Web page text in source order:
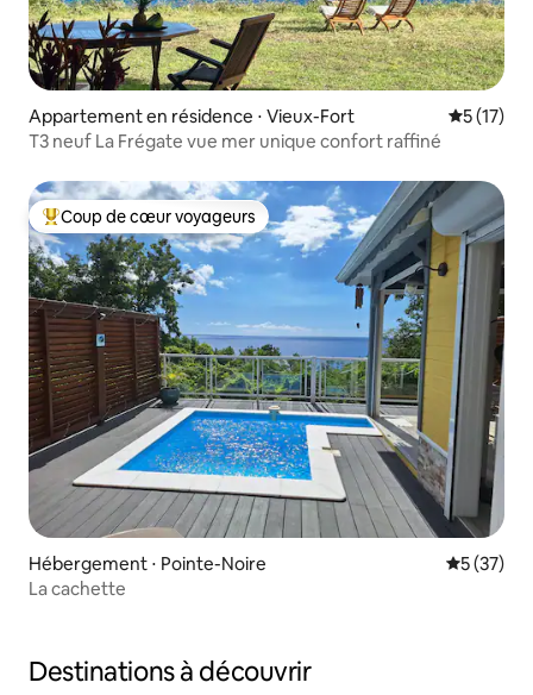
Appartement en résidence ⋅ Vieux-Fort
5 (17)
T3 neuf La Frégate vue mer unique confort raffiné
Coups de cœur voyageurs les plus appréciés
Coup de cœur voyageurs
Hébergement ⋅ Pointe-Noire
5 (37)
La cachette
Destinations à découvrir